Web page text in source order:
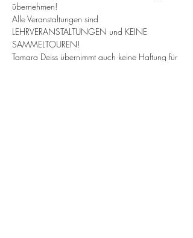
übernehmen!
Alle Veranstaltungen sind
LEHRVERANSTALTUNGEN und KEINE
SAMMELTOUREN!
Tamara Deiss übernimmt auch keine Haftung für